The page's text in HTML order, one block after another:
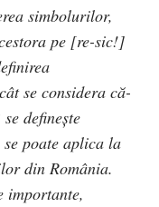
simbolurilor,
pe [re-sic!]
se considera că-
definește
poate aplica la
din România.
importante,